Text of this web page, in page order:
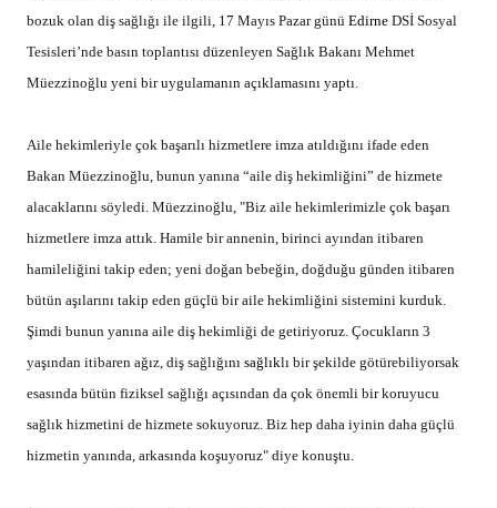
bozuk olan diş sağlığı ile ilgili, 17 Mayıs Pazar günü Edirne DSİ Sosyal
Tesisleri’nde basın toplantısı düzenleyen Sağlık Bakanı Mehmet
Müezzinoğlu yeni bir uygulamanın açıklamasını yaptı.
Aile hekimleriyle çok başarılı hizmetlere imza atıldığını ifade eden
Bakan Müezzinoğlu, bunun yanına “aile diş hekimliğini” de hizmete
alacaklarını söyledi. Müezzinoğlu, "Biz aile hekimlerimizle çok başarı
hizmetlere imza attık. Hamile bir annenin, birinci ayından itibaren
hamileliğini takip eden; yeni doğan bebeğin, doğduğu günden itibaren
bütün aşılarını takip eden güçlü bir aile hekimliğini sistemini kurduk.
Şimdi bunun yanına aile diş hekimliği de getiriyoruz. Çocukların 3
yaşından itibaren ağız, diş sağlığını sağlıklı bir şekilde götürebiliyorsak
esasında bütün fiziksel sağlığı açısından da çok önemli bir koruyucu
sağlık hizmetini de hizmete sokuyoruz. Biz hep daha iyinin daha güçlü
hizmetin yanında, arkasında koşuyoruz" diye konuştu.